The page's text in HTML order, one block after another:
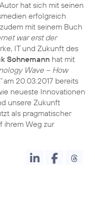
hat sich mit seinen
erfolgreich
mit seinem Buch
war erst der
IT und Zukunft des
Sohnemann hat mit
Wave – How
am 20.03.2017 bereits
neueste Innovationen
unsere Zukunft
als pragmatischer
ihrem Weg zur